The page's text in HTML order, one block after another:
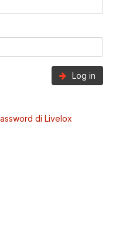
Log in
di Livelox